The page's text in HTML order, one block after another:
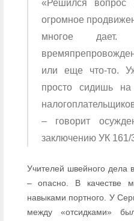
«Решился
огромное
многое
или еще что-то.
просто сидишь
– говорит
заключению УК
Учителей швейного дела
– опасно. В качестве
навыками портного. У
между «отсидками»